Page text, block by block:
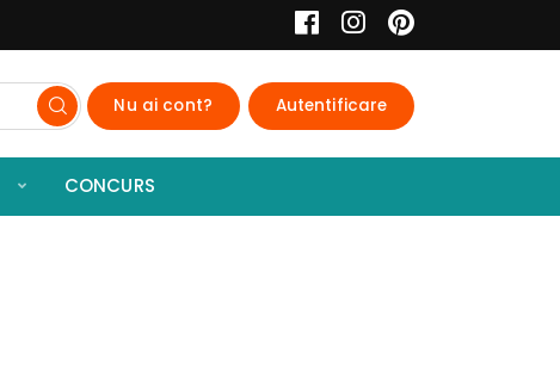
Nu ai cont? Autentificare
CONCURS